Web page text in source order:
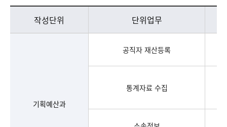
기본 인사운영 - 연도, 신규임용 인원, 휴직 인원, 퇴직 인원, 징계 인원 정보제공
작성단위 단위업무
기획예산과
공직자 재산등록
통계자료 수집